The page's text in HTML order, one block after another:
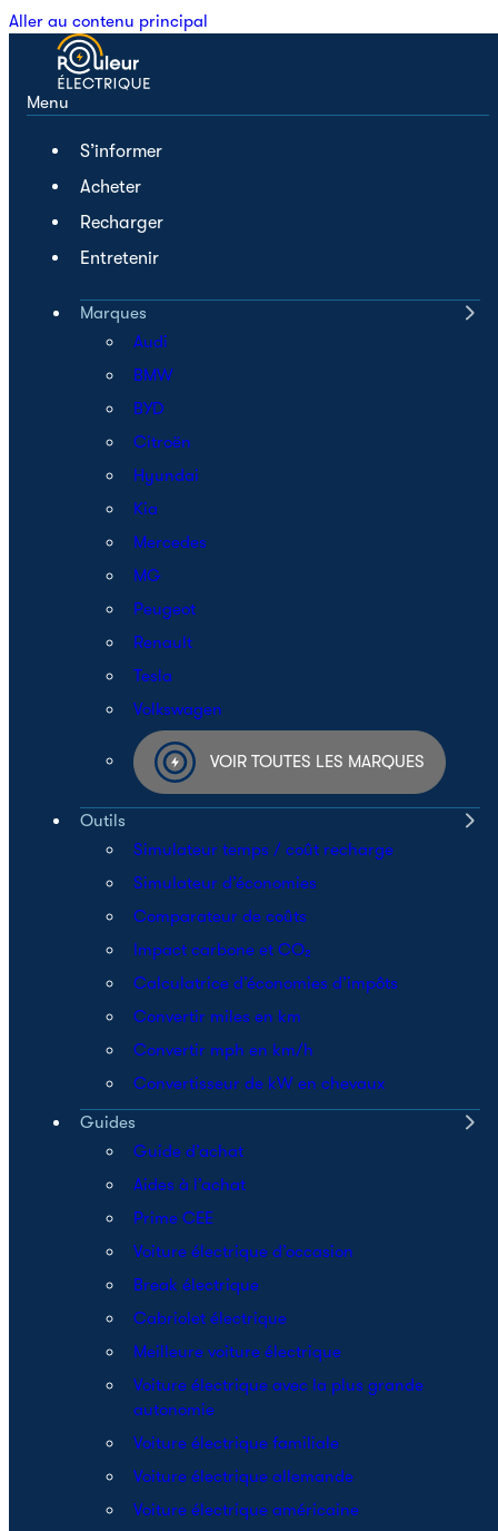
Aller au contenu principal
Menu
S’informer
Acheter
Recharger
Entretenir
Marques
Audi
BMW
BYD
Citroën
Hyundai
Kia
Mercedes
MG
Peugeot
Renault
Tesla
Volkswagen
VOIR TOUTES LES MARQUES
Outils
Simulateur temps / coût recharge
Simulateur d’économies
Comparateur de coûts
Impact carbone et CO₂
Calculatrice d’économies d’impôts
Convertir miles en km
Convertir mph en km/h
Convertisseur de kW en chevaux
Guides
Guide d’achat
Aides à l’achat
Prime CEE
Voiture électrique d’occasion
Break électrique
Cabriolet électrique
Meilleure voiture électrique
Voiture électrique avec la plus grande
autonomie
Voiture électrique familiale
Voiture électrique allemande
Voiture électrique américaine